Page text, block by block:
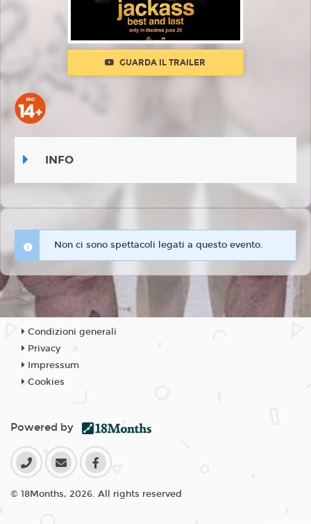
GUARDA IL TRAILER
INFO
Non ci sono spettacoli legati a questo evento.
Condizioni generali
Privacy
Impressum
Cookies
Powered by
© 18Months, 2026. All rights reserved